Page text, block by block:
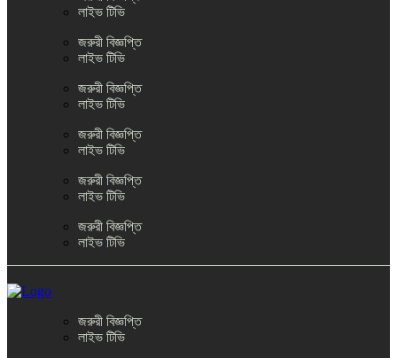
লাইভ টিভি
জরুরী বিজ্ঞপ্তি
লাইভ টিভি
জরুরী বিজ্ঞপ্তি
লাইভ টিভি
জরুরী বিজ্ঞপ্তি
লাইভ টিভি
জরুরী বিজ্ঞপ্তি
লাইভ টিভি
জরুরী বিজ্ঞপ্তি
লাইভ টিভি
জরুরী বিজ্ঞপ্তি
লাইভ টিভি